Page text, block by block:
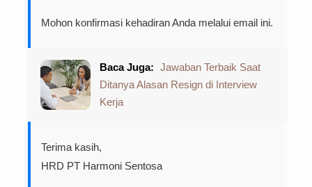
Mohon konfirmasi kehadiran Anda melalui email ini.
Baca Juga:
Jawaban Terbaik Saat
Ditanya Alasan Resign di Interview
Kerja
Terima kasih,
HRD PT Harmoni Sentosa